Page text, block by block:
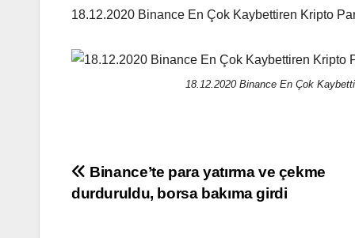
18.12.2020 Binance En Çok Kaybettiren Kripto
18.12.2020 Binance En Çok
Yazı
gezinmesi
Binance’te para yatırma ve çekme
durduruldu, borsa bakıma girdi